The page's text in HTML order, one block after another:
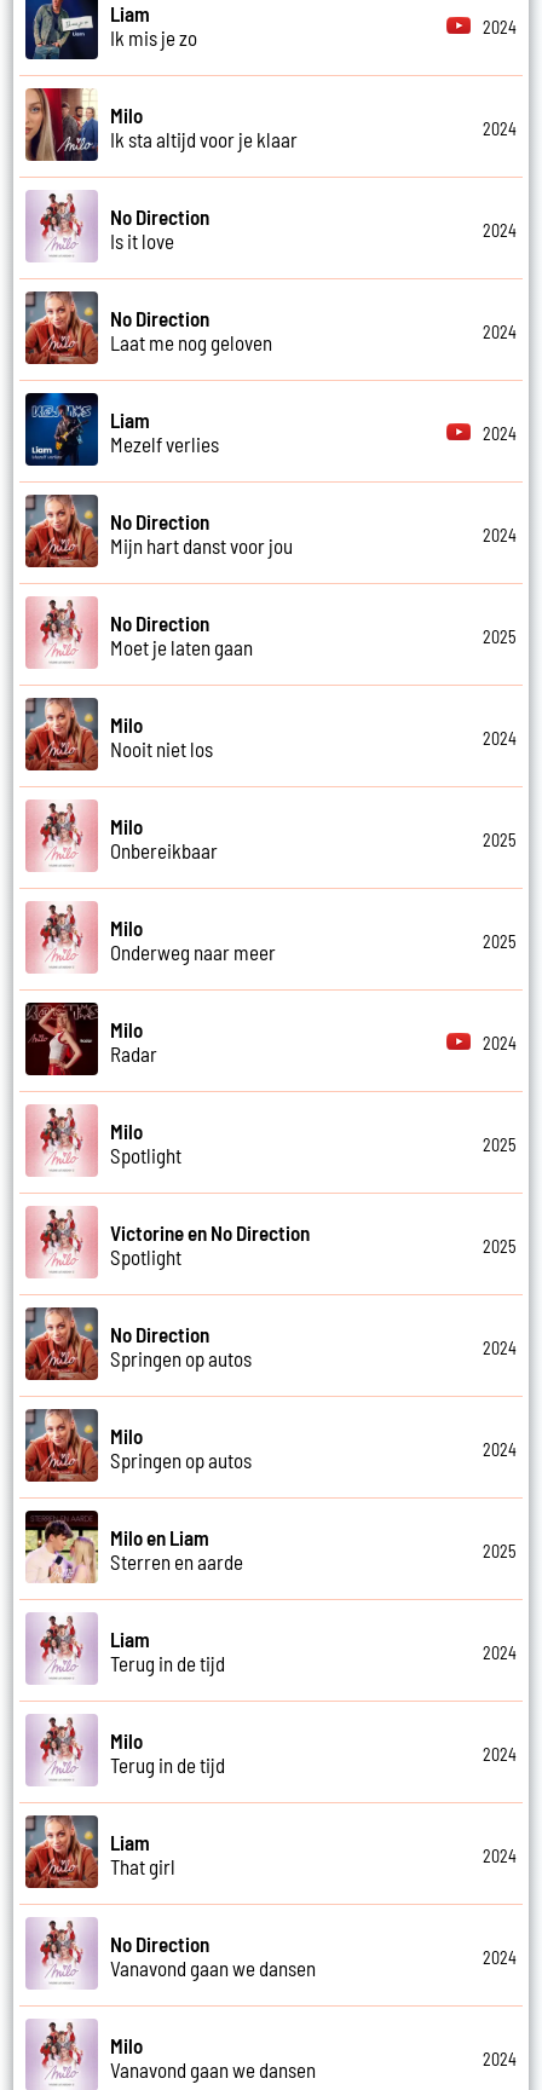
Liam
Ik mis je zo
2024
Milo
Ik sta altijd voor je klaar
2024
No Direction
Is it love
2024
No Direction
Laat me nog geloven
2024
Liam
Mezelf verlies
2024
No Direction
Mijn hart danst voor jou
2024
No Direction
Moet je laten gaan
2025
Milo
Nooit niet los
2024
Milo
Onbereikbaar
2025
Milo
Onderweg naar meer
2025
Milo
Radar
2024
Milo
Spotlight
2025
Victorine en No Direction
Spotlight
2025
No Direction
Springen op autos
2024
Milo
Springen op autos
2024
Milo en Liam
Sterren en aarde
2025
Liam
Terug in de tijd
2024
Milo
Terug in de tijd
2024
Liam
That girl
2024
No Direction
Vanavond gaan we dansen
2024
Milo
Vanavond gaan we dansen
2024